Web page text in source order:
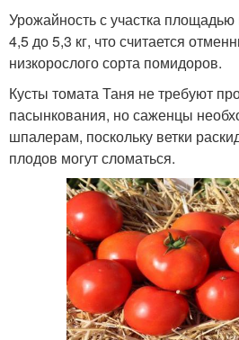
Урожайность с участка площадью
4,5 до 5,3 кг, что считается
низкорослого сорта помидоров.
Кусты томата Таня не требуют
пасынкования, но саженцы
шпалерам, поскольку ветки
плодов могут сломаться.